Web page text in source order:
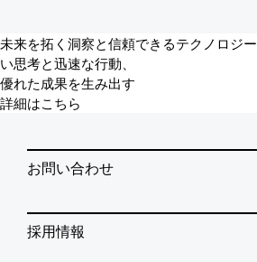
未来を拓く洞察と信頼できるテクノロジー
い思考と迅速な行動、
優れた成果を生み出す
詳細はこちら
お問い合わせ
採用情報